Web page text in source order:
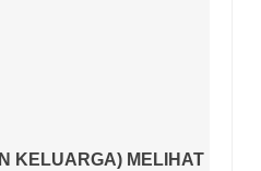
KELUARGA) MELIHAT